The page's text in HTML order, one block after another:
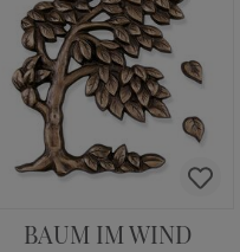
BAUM IM WIND